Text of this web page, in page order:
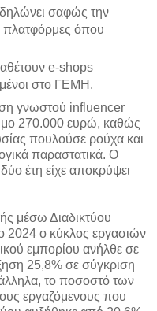
σαφώς την
πλατφόρμες όπου
e-shops
στο ΓΕΜΗ.
γνωστού influencer
270.000 ευρώ, καθώς
πουλούσε ρούχα και
παραστατικά. Ο
έτη είχε αποκρύψει
μέσω Διαδικτύου
2024 ο κύκλος εργασιών
εμπορίου ανήλθε σε
25,8% σε σύγκριση
το ποσοστό των
εργαζόμενους που